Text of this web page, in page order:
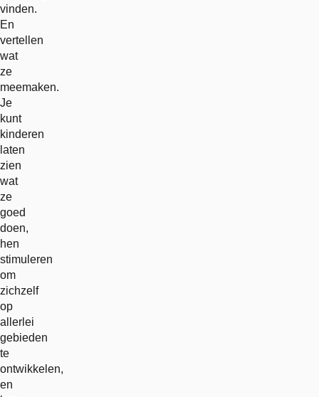
vinden.
En
vertellen
wat
ze
meemaken.
Je
kunt
kinderen
laten
zien
wat
ze
goed
doen,
hen
stimuleren
om
zichzelf
op
allerlei
gebieden
te
ontwikkelen,
en